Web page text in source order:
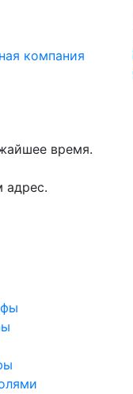
компания
время.
адрес.